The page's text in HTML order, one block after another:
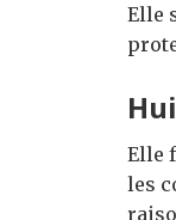
Elle
Elle
les